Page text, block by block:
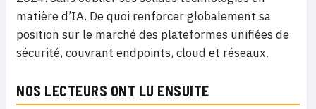
matière d’IA. De quoi renforcer globalement sa
position sur le marché des plateformes unifiées de
sécurité, couvrant endpoints, cloud et réseaux.
NOS LECTEURS ONT LU ENSUITE